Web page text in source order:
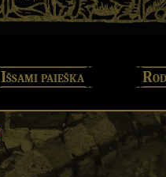
Išsami paieška